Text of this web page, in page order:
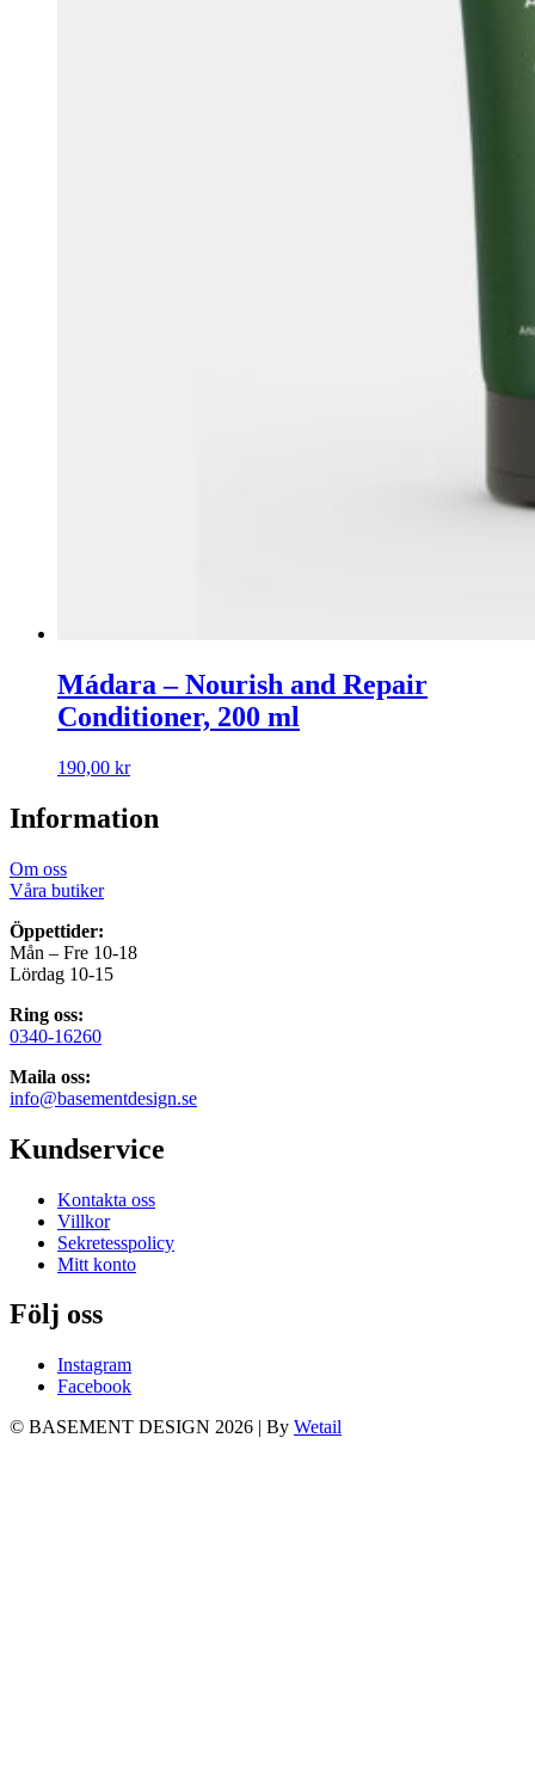
Mádara – Nourish and Repair
Conditioner, 200 ml
190,00 kr
Information
Om oss
Våra butiker
Öppettider:
Mån – Fre 10-18
Lördag 10-15
Ring oss:
0340-16260
Maila oss:
info@basementdesign.se
Kundservice
Kontakta oss
Villkor
Sekretesspolicy
Mitt konto
Följ oss
Instagram
Facebook
© BASEMENT DESIGN 2026 | By Wetail